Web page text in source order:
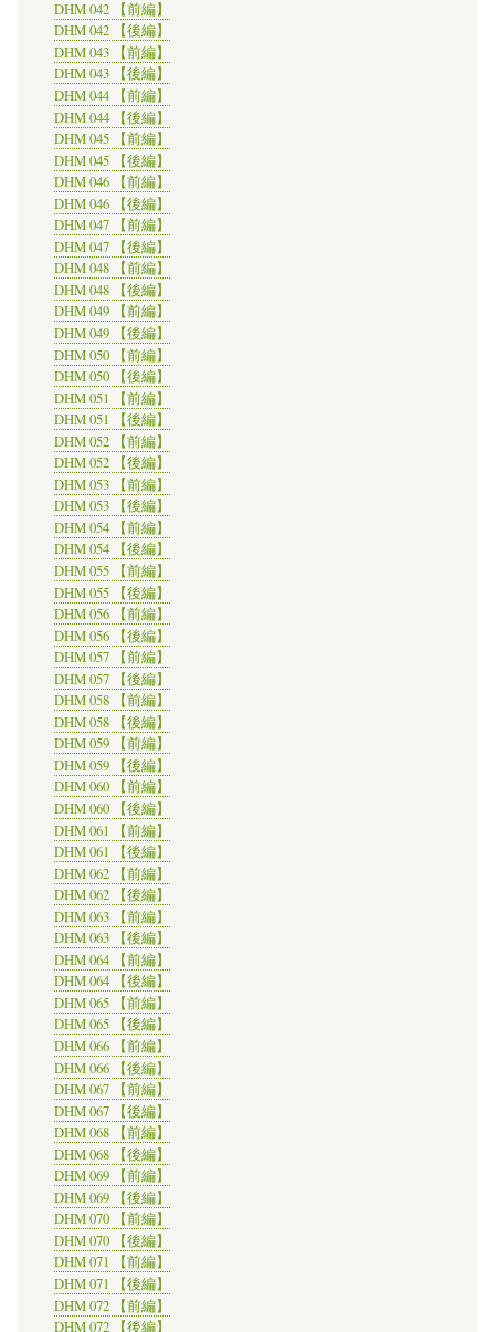
DHM 042 【前編】
DHM 042 【後編】
DHM 043 【前編】
DHM 043 【後編】
DHM 044 【前編】
DHM 044 【後編】
DHM 045 【前編】
DHM 045 【後編】
DHM 046 【前編】
DHM 046 【後編】
DHM 047 【前編】
DHM 047 【後編】
DHM 048 【前編】
DHM 048 【後編】
DHM 049 【前編】
DHM 049 【後編】
DHM 050 【前編】
DHM 050 【後編】
DHM 051 【前編】
DHM 051 【後編】
DHM 052 【前編】
DHM 052 【後編】
DHM 053 【前編】
DHM 053 【後編】
DHM 054 【前編】
DHM 054 【後編】
DHM 055 【前編】
DHM 055 【後編】
DHM 056 【前編】
DHM 056 【後編】
DHM 057 【前編】
DHM 057 【後編】
DHM 058 【前編】
DHM 058 【後編】
DHM 059 【前編】
DHM 059 【後編】
DHM 060 【前編】
DHM 060 【後編】
DHM 061 【前編】
DHM 061 【後編】
DHM 062 【前編】
DHM 062 【後編】
DHM 063 【前編】
DHM 063 【後編】
DHM 064 【前編】
DHM 064 【後編】
DHM 065 【前編】
DHM 065 【後編】
DHM 066 【前編】
DHM 066 【後編】
DHM 067 【前編】
DHM 067 【後編】
DHM 068 【前編】
DHM 068 【後編】
DHM 069 【前編】
DHM 069 【後編】
DHM 070 【前編】
DHM 070 【後編】
DHM 071 【前編】
DHM 071 【後編】
DHM 072 【前編】
DHM 072 【後編】